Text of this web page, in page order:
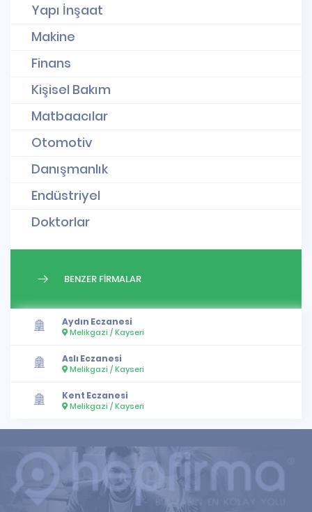
Yapı İnşaat
Makine
Finans
Kişisel Bakım
Matbaacılar
Otomotiv
Danışmanlık
Endüstriyel
Doktorlar
BENZER FİRMALAR
Aydın Eczanesi
Melikgazi / Kayseri
Aslı Eczanesi
Melikgazi / Kayseri
Kent Eczanesi
Melikgazi / Kayseri